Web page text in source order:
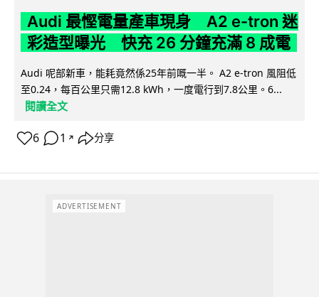
Audi 最慳電量產車現身 A2 e-tron 迷
彩造型曝光 快充 26 分鐘充滿 8 成電
Audi 呢部新車，能耗竟然係25年前嘅一半。 A2 e-tron 風阻低
至0.24，每百公里只需12.8 kWh，一度電行到7.8公里。6...
閱讀全文
6 1 ↗ 分享
ADVERTISEMENT